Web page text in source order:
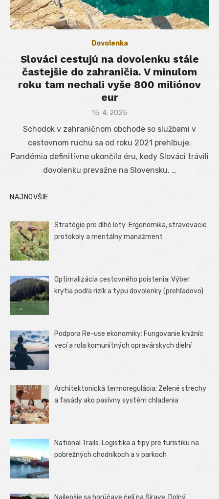
Dovolenka
Slováci cestujú na dovolenku stále
častejšie do zahraničia. V minulom
roku tam nechali vyše 800 miliónov
eur
Posted
15. 4. 2025
Schodok v zahraničnom obchode so službami v
cestovnom ruchu sa od roku 2021 prehlbuje.
Pandémia definitívne ukončila éru, kedy Slováci trávili
dovolenku prevažne na Slovensku. …
NAJNOVŠIE
Stratégie pre dlhé lety: Ergonomika, stravovacie
protokoly a mentálny manažment
Optimalizácia cestovného poistenia: Výber
krytia podľa rizík a typu dovolenky (prehľadovo)
Podpora Re-use ekonomiky: Fungovanie knižníc
vecí a rola komunitných opravárskych dielní
Architektonická termoregulácia: Zelené strechy
a fasády ako pasívny systém chladenia
National Trails: Logistika a tipy pre turistiku na
pobrežných chodníkoch a v parkoch
Najlepšie sa horúčave čelí na Šírave, Dolný